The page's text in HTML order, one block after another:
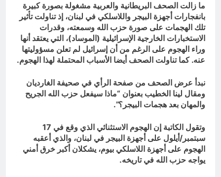
ما زالت الصحف البريطانية والعربية مشغولة بصورة كبيرة
بانفجارات أجهزة البيجر واللاسلكي في لبنان، إذ تناولت تأثير
تلك الهجمات على صورة حزب الله وسمعته، وقدرات
الاستخبارات الخارجية الإسرائيلية (الموساد)، التي يعتقد أنها
وراء الهجوم على الرغم من أن إسرائيل لم تعلن مسؤوليتها
عنه. كما تناولت الصحف أيضا الأسباب المحتملة لهذا الهجوم.
نبدأ عرض الصحف من صفحة الرأي في صحيفة الغارديان
ومقال لينا الخطيب بعنوان “ماذا سيفعل حزب الله الجريح
والمهان بعد هجمات البيجر؟”.
وتقول الكاتبة إن الهجوم الاستثنائي الذي وقع في 17
سبتمبر/أيلول على أجهزة البيجر في لبنان، والذي أعقبه
الهجوم على أجهزة اللاسلكي بيوم، يشكلان أكبر خرق أمني
يواجه حزب الله في تاريخه.